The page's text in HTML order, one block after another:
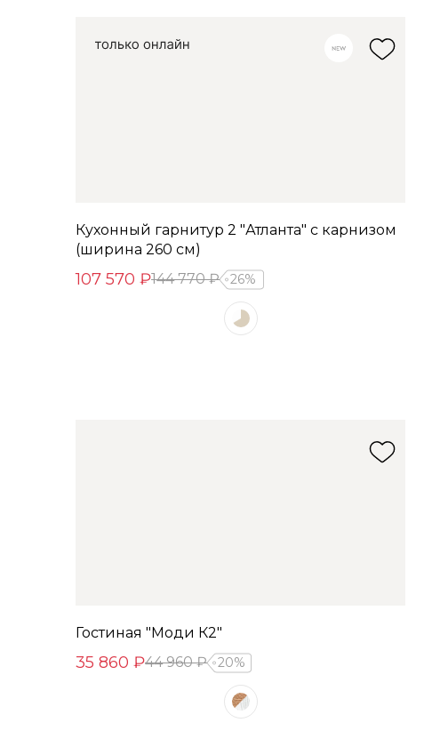
Кухонный гарнитур 2 "Атланта" с карнизом
(ширина 260 см)
107 570 ₽144 770 ₽ 26%
Гостиная "Моди К2"
35 860 ₽44 960 ₽ 20%